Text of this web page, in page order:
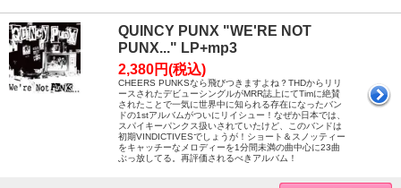
QUINCY PUNX "WE'RE NOT
PUNX..." LP+mp3
2,380円(税込)
CHEERS PUNKSなら飛びつきますよね？THDからリリ
ースされたデビューシングルがMRR誌上にてTimに絶賛
されたことで一気に世界中に知られる存在になったバン
ドの1stアルバムがついにリイシュー！なぜか日本では、
スパイキーパンクス扱いされていたけど、このバンドは
初期VINDICTIVESでしょうが！ショート＆スノッティー
をキャッチーなメロディーを1分間未満の曲中心に23曲
ぶっ放してる。再評価されるべきアルバム！